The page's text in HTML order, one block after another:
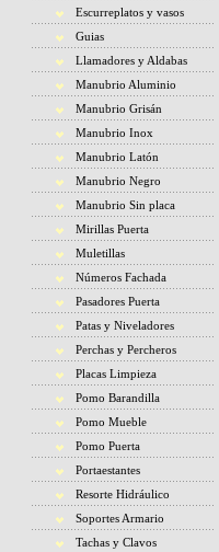
Escurreplatos y vasos
Guias
Llamadores y Aldabas
Manubrio Aluminio
Manubrio Grisán
Manubrio Inox
Manubrio Latón
Manubrio Negro
Manubrio Sin placa
Mirillas Puerta
Muletillas
Números Fachada
Pasadores Puerta
Patas y Niveladores
Perchas y Percheros
Placas Limpieza
Pomo Barandilla
Pomo Mueble
Pomo Puerta
Portaestantes
Resorte Hidráulico
Soportes Armario
Tachas y Clavos